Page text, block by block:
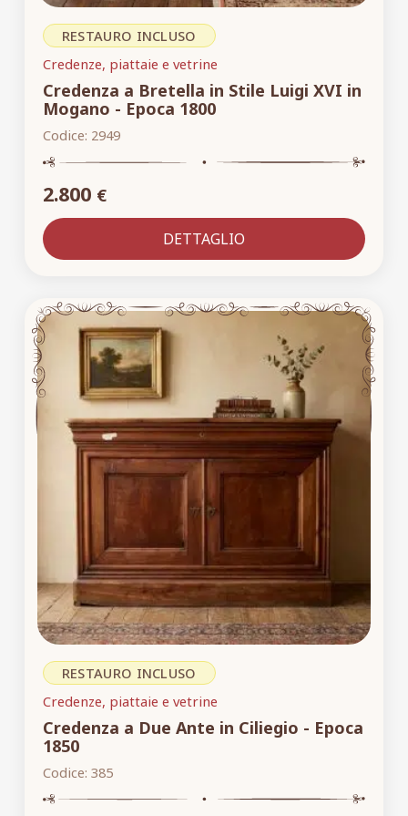
RESTAURO INCLUSO
Credenze, piattaie e vetrine
Credenza a Bretella in Stile Luigi XVI in
Mogano - Epoca 1800
Codice: 2949
2.800 €
DETTAGLIO
RESTAURO INCLUSO
Credenze, piattaie e vetrine
Credenza a Due Ante in Ciliegio - Epoca
1850
Codice: 385